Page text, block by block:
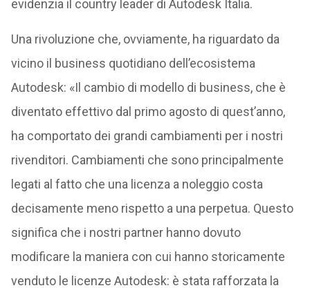
evidenzia il country leader di Autodesk Italia.
Una rivoluzione che, ovviamente, ha riguardato da
vicino il business quotidiano dell’ecosistema
Autodesk: «Il cambio di modello di business, che è
diventato effettivo dal primo agosto di quest’anno,
ha comportato dei grandi cambiamenti per i nostri
rivenditori. Cambiamenti che sono principalmente
legati al fatto che una licenza a noleggio costa
decisamente meno rispetto a una perpetua. Questo
significa che i nostri partner hanno dovuto
modificare la maniera con cui hanno storicamente
venduto le licenze Autodesk: è stata rafforzata la